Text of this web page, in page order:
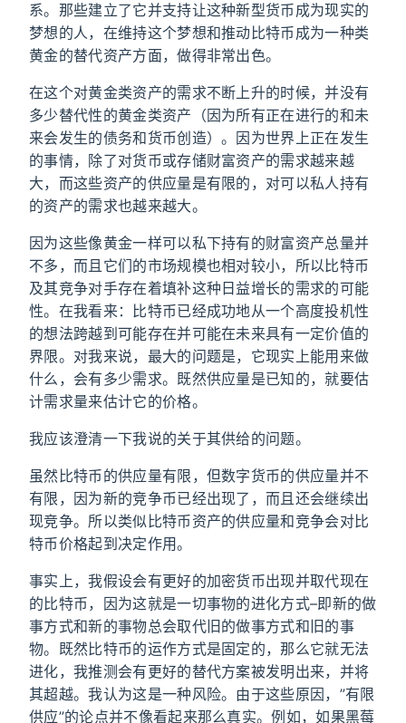
系。那些建立了它并支持让这种新型货币成为现实的
梦想的人，在维持这个梦想和推动比特币成为一种类
黄金的替代资产方面，做得非常出色。
在这个对黄金类资产的需求不断上升的时候，并没有
多少替代性的黄金类资产（因为所有正在进行的和未
来会发生的债务和货币创造）。因为世界上正在发生
的事情，除了对货币或存储财富资产的需求越来越
大，而这些资产的供应量是有限的，对可以私人持有
的资产的需求也越来越大。
因为这些像黄金一样可以私下持有的财富资产总量并
不多，而且它们的市场规模也相对较小，所以比特币
及其竞争对手存在着填补这种日益增长的需求的可能
性。在我看来：比特币已经成功地从一个高度投机性
的想法跨越到可能存在并可能在未来具有一定价值的
界限。对我来说，最大的问题是，它现实上能用来做
什么，会有多少需求。既然供应量是已知的，就要估
计需求量来估计它的价格。
我应该澄清一下我说的关于其供给的问题。
虽然比特币的供应量有限，但数字货币的供应量并不
有限，因为新的竞争币已经出现了，而且还会继续出
现竞争。所以类似比特币资产的供应量和竞争会对比
特币价格起到决定作用。
事实上，我假设会有更好的加密货币出现并取代现在
的比特币，因为这就是一切事物的进化方式–即新的做
事方式和新的事物总会取代旧的做事方式和旧的事
物。既然比特币的运作方式是固定的，那么它就无法
进化，我推测会有更好的替代方案被发明出来，并将
其超越。我认为这是一种风险。由于这些原因，”有限
供应”的论点并不像看起来那么真实。例如，如果黑莓